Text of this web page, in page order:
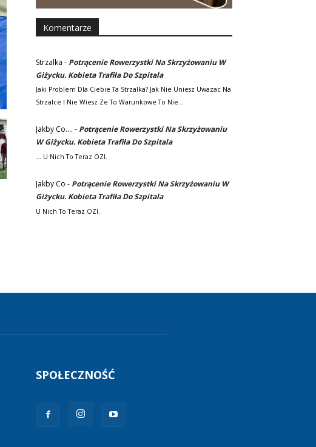
Komentarze
Strzalka - Potrącenie Rowerzystki Na Skrzyżowaniu W
Giżycku. Kobieta Trafiła Do Szpitala
Jaki Problem Dla Ciebie Ta Strzalka? Jak Nie Uniesz Uwazac Na
Strzalce I Nie Wiesz Ze To Warunkowe To Nie…
Jakby Co.... - Potrącenie Rowerzystki Na Skrzyżowaniu
W Giżycku. Kobieta Trafiła Do Szpitala
... U Nich To Teraz OZI.
Jakby Co - Potrącenie Rowerzystki Na Skrzyżowaniu W
Giżycku. Kobieta Trafiła Do Szpitala
U Nich To Teraz OZI.
SPOŁECZNOŚĆ